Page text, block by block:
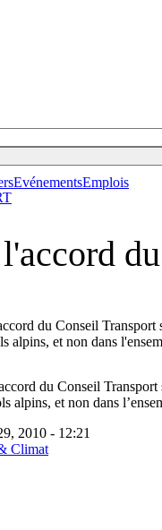
EvénementsEmplois
du Conseil
alpins, et non dans
du Conseil
alpins, et non dans
2010 - 12:21
Climat